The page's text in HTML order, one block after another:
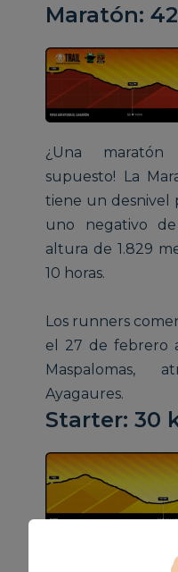
Maratón:
¿Una
supuesto! La
tiene un desnivel
uno negativo
altura de 1.829
10 horas.
Los runners
el 27 de febrero
Maspalomas,
Ayagaures.
Starter: 30
La Starter de